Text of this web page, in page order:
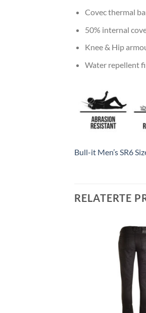
Covec thermal
50% internal
Knee & Hip
Water repellent
Bull-it Men’s SR6
RELATERTE